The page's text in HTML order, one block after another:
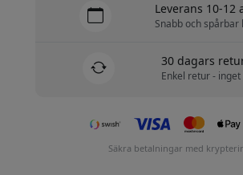
Leverans 10-12
Snabb och spårbar
30 dagars
Enkel retur -
Säkra betalningar med